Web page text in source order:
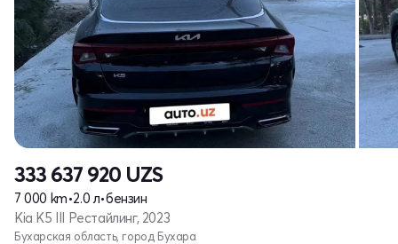
333 637 920 UZS
7 000 km•2.0 л•бензин
Kia K5 III Рестайлинг, 2023
Бухарская область, город Бухара